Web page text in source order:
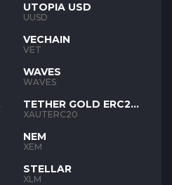
UTOPIA USD
UUSD
VECHAIN
VET
WAVES
WAVES
TETHER GOLD ERC20
XAUT
XAUTERC20
NEM
XEM
STELLAR
XLM